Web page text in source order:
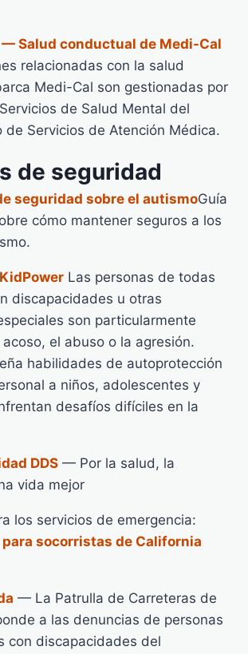
Salud conductual de Medi-Cal
relacionadas con la salud
Medi-Cal son gestionadas por
de Salud Mental del
de Servicios de Atención Médica.
de seguridad
seguridad sobre el autismoGuía
cómo mantener seguros a los
Las personas de todas
discapacidades u otras
son particularmente
el abuso o la agresión.
habilidades de autoprotección
a niños, adolescentes y
desafíos difíciles en la
DDS — Por la salud, la
vida mejor
los servicios de emergencia:
socorristas de California
— La Patrulla de Carreteras de
a las denuncias de personas
con discapacidades del